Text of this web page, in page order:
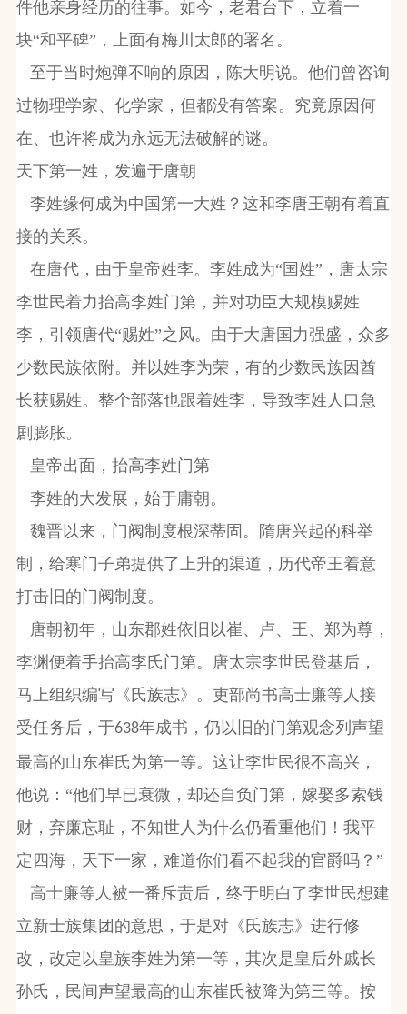
件他亲身经历的往事。如今，老君台下，立着一
块“和平碑”，上面有梅川太郎的署名。
至于当时炮弹不响的原因，陈大明说。他们曾咨询
过物理学家、化学家，但都没有答案。究竟原因何
在、也许将成为永远无法破解的谜。
天下第一姓，发遍于唐朝
李姓缘何成为中国第一大姓？这和李唐王朝有着直
接的关系。
在唐代，由于皇帝姓李。李姓成为“国姓”，唐太宗
李世民着力抬高李姓门第，并对功臣大规模赐姓
李，引领唐代“赐姓”之风。由于大唐国力强盛，众多
少数民族依附。并以姓李为荣，有的少数民族因酋
长获赐姓。整个部落也跟着姓李，导致李姓人口急
剧膨胀。
皇帝出面，抬高李姓门第
李姓的大发展，始于庸朝。
魏晋以来，门阀制度根深蒂固。隋唐兴起的科举
制，给寒门子弟提供了上升的渠道，历代帝王着意
打击旧的门阀制度。
唐朝初年，山东郡姓依旧以崔、卢、王、郑为尊，
李渊便着手抬高李氏门第。唐太宗李世民登基后，
马上组织编写《氏族志》。吏部尚书高士廉等人接
受任务后，于638年成书，仍以旧的门第观念列声望
最高的山东崔氏为第一等。这让李世民很不高兴，
他说：“他们早已衰微，却还自负门第，嫁娶多索钱
财，弃廉忘耻，不知世人为什么仍看重他们！我平
定四海，天下一家，难道你们看不起我的官爵吗？”
高士廉等人被一番斥责后，终于明白了李世民想建
立新士族集团的意思，于是对《氏族志》进行修
改，改定以皇族李姓为第一等，其次是皇后外戚长
孙氏，民间声望最高的山东崔氏被降为第三等。按